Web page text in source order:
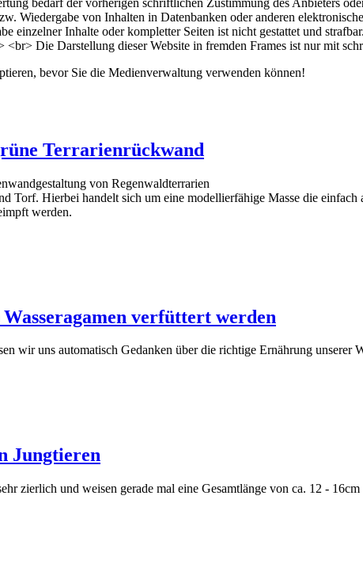
Wiedergabe von Inhalten in Datenbanken oder anderen
einzelner Inhalte oder kompletter Seiten ist nicht gestattet und
Die Darstellung dieser Website in fremden Frames ist nur mit
bevor Sie die Medienverwaltung verwenden können!
Terrarienrückwand
von Regenwaldterrarien
Torf. Hierbei handelt sich um eine modellierfähige Masse die
werden.
verfüttert werden
wir uns automatisch Gedanken über die richtige Ernährung unserer
Jungtieren
zierlich und weisen gerade mal eine Gesamtlänge von ca. 12 - 16cm